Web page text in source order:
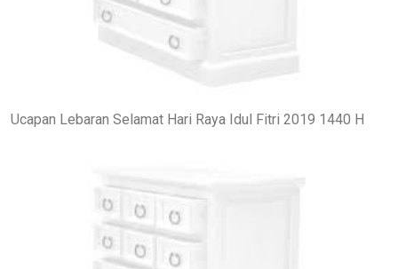
Ucapan Lebaran Selamat Hari Raya Idul Fitri 2019 1440 H